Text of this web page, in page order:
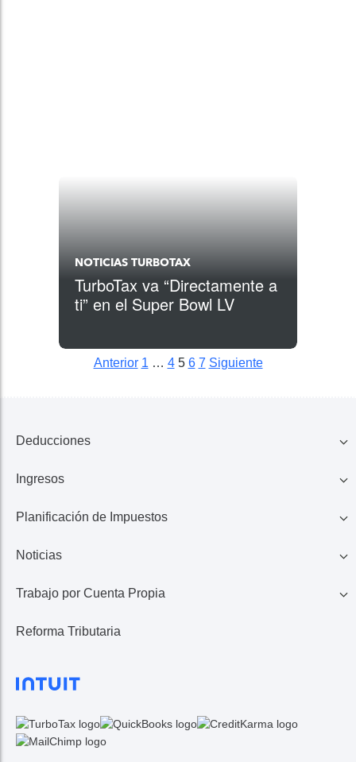
NOTICIAS TURBOTAX
TurboTax va “Directamente a
ti” en el Super Bowl LV
Posts pagination
Anterior 1 … 4 5 6 7 Siguiente
Deducciones
Familia
Educación
Ingresos
401K, IRA, Acciones
Ingresos de Negocio
Planificación de Impuestos
Ahorros
Calculadora de Impuestos
Noticias
Lo Último en Impuestos
Noticias TurboTax
Trabajo por Cuenta Propia
1099 MISC/K
Gastos
Reforma Tributaria